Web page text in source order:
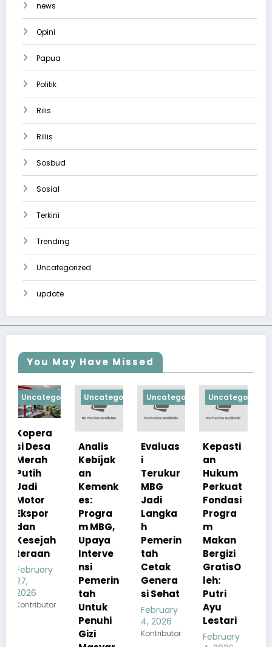
news
Opini
Papua
Politik
Rilis
Rillis
Sosbud
Sosial
Terkini
Trending
Uncategorized
update
You May Have Missed
Uncategorized
Analis
Kebijak
an
Kemenk
es:
Progra
m MBG,
Upaya
Interve
nsi
Pemerin
tah
Untuk
Uncategorized
Evaluas
i
Terukur
MBG
Jadi
Langka
h
Pemerin
tah
Cetak
Genera
si Sehat
February
4, 2026
Kontributor
Uncategorized
Kepasti
Hukum
Perkuat
Fondasi
Progra
Makan
Bergizi
GratisO
leh:
Putri
Ayu
Lestari
February
Apresia
si
Pemerin
tah
Pastika
n
s Menu
MBG
Tetap
Sesuai
Standar
Gizi
February
4, 2026